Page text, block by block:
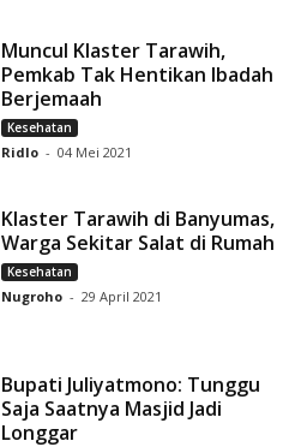
Muncul Klaster Tarawih,
Pemkab Tak Hentikan Ibadah
Berjemaah
Kesehatan
Ridlo - 04 Mei 2021
Klaster Tarawih di Banyumas,
Warga Sekitar Salat di Rumah
Kesehatan
Nugroho - 29 April 2021
Bupati Juliyatmono: Tunggu
Saja Saatnya Masjid Jadi
Longgar